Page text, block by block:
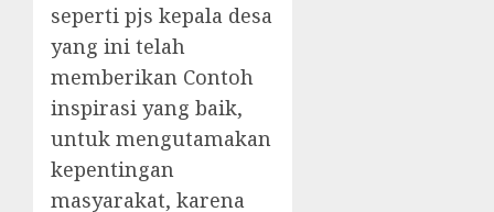
seperti pjs kepala desa
yang ini telah
memberikan Contoh
inspirasi yang baik,
untuk mengutamakan
kepentingan
masyarakat, karena